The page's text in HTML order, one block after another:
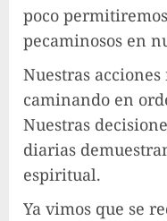
poco
pecaminosos en
Nuestras
caminando en
Nuestras
diarias
espiritual.
Ya vimos que se